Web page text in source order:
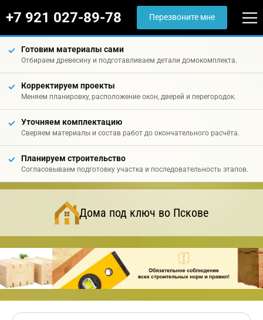
+7 921 027-89-78 Перезвоните мне
Готовим материалы сами
Отбираем древесину и подготавливаем детали домокомплекта.
Корректируем проекты
Меняем планировку, расположение окон, дверей и перегородок.
Уточняем комплектацию
Сверяем материалы и состав работ до окончательного расчёта.
Планируем строительство
Согласовываем подготовку участка и последовательность этапов.
Дома под ключ во Пскове